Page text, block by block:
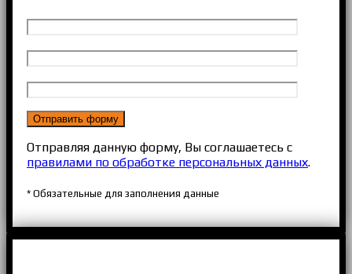
Отправляя данную форму, Вы соглашаетесь с
правилами по обработке персональных данных.
* Обязательные для заполнения данные